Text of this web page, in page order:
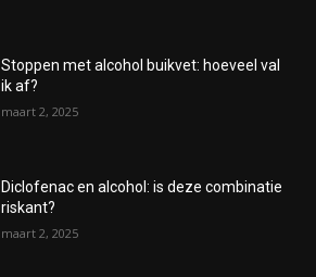
Stoppen met alcohol buikvet: hoeveel val
ik af?
maart 2, 2025
Diclofenac en alcohol: is deze combinatie
riskant?
maart 2, 2025